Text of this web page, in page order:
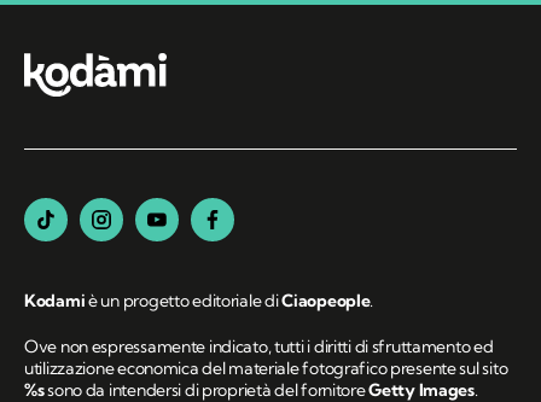
Kodamiè un progetto editoriale diCiaopeople.
Ove non espressamente indicato, tutti i diritti di sfruttamento ed
utilizzazione economica del materiale fotografico presente sul sito
%ssono da intendersi di proprietà del fornitoreGetty Images.